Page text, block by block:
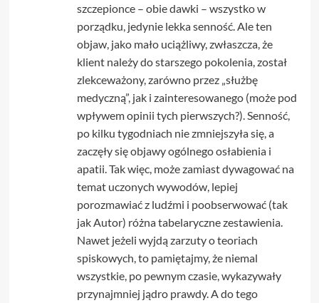
szczepionce – obie dawki – wszystko w
porządku, jedynie lekka senność. Ale ten
objaw, jako mało uciążliwy, zwłaszcza, że
klient należy do starszego pokolenia, został
zlekceważony, zarówno przez „służbę
medyczną”, jak i zainteresowanego (może pod
wpływem opinii tych pierwszych?). Senność,
po kilku tygodniach nie zmniejszyła się, a
zaczęły się objawy ogólnego osłabienia i
apatii. Tak więc, może zamiast dywagować na
temat uczonych wywodów, lepiej
porozmawiać z ludźmi i poobserwować (tak
jak Autor) różna tabelaryczne zestawienia.
Nawet jeżeli wyjdą zarzuty o teoriach
spiskowych, to pamiętajmy, że niemal
wszystkie, po pewnym czasie, wykazywały
przynajmniej jądro prawdy. A do tego